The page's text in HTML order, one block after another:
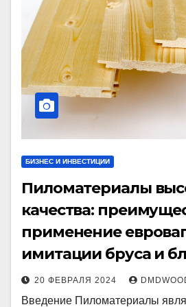
БИЗНЕС И ИНВЕСТИЦИИ
Пиломатериалы
качества:
применение
имитации бруса и
20 ФЕВРАЛЯ 2024
Введение Пиломатериалы